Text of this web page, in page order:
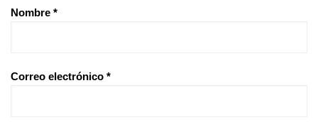
Nombre *
Correo electrónico *